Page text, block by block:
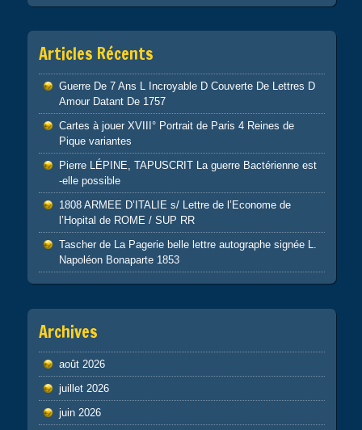
Articles Récents
Guerre De 7 Ans L Incroyable D Couverte De Lettres D
Amour Datant De 1757
Cartes à jouer XVIII° Portrait de Paris 4 Reines de
Pique variantes
Pierre LÉPINE, TAPUSCRIT La guerre Bactérienne est
-elle possible
1808 ARMEE D’ITALIE s/ Lettre de l’Econome de
l’Hopital de ROME / SUP RR
Tascher de La Pagerie belle lettre autographe signée L.
Napoléon Bonaparte 1853
Archives
août 2026
juillet 2026
juin 2026